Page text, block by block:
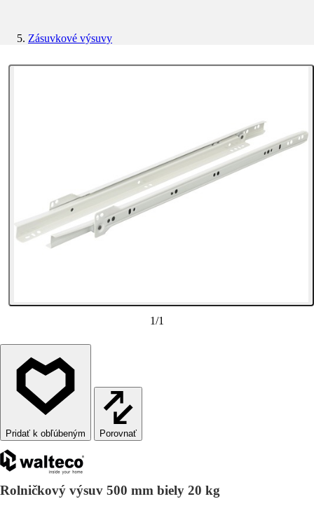
Zásuvkové výsuvy
1/1
Porovnať
Rolničkový výsuv 500 mm biely 20 kg